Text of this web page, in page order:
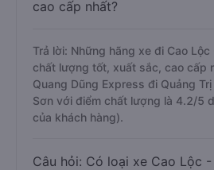
cao cấp nhất?
Trả lời: Những hãng xe đi Cao
chất lượng tốt, xuất sắc, cao cấp
Quang Dũng Express đi Quảng
Sơn với điểm chất lượng là 4.2/5
của khách hàng).
Câu hỏi: Có loại xe Cao Lộc -